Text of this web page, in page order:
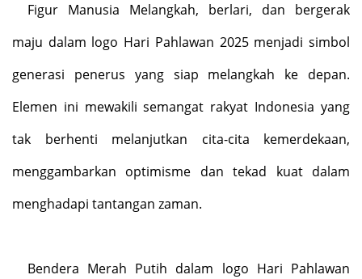
Figur Manusia Melangkah, berlari, dan bergerak
maju dalam logo Hari Pahlawan 2025 menjadi simbol
generasi penerus yang siap melangkah ke depan.
Elemen ini mewakili semangat rakyat Indonesia yang
tak berhenti melanjutkan cita-cita kemerdekaan,
menggambarkan optimisme dan tekad kuat dalam
menghadapi tantangan zaman.
Bendera Merah Putih dalam logo Hari Pahlawan